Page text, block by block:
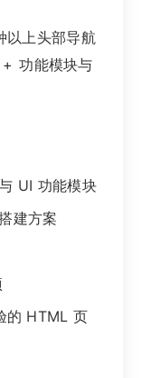
以上头部导航
功能模块与
UI 功能模块
建方案
的 HTML 页